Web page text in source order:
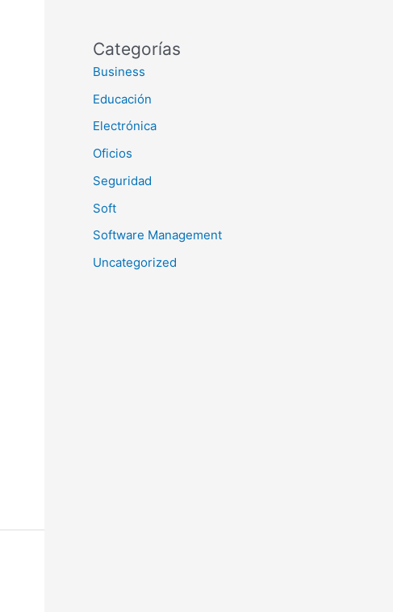
Categorías
Business
Educación
Electrónica
Oficios
Seguridad
Soft
Software Management
Uncategorized